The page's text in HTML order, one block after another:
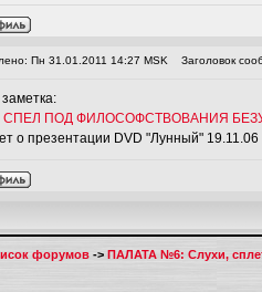
Пн 31.01.2011 14:27 MSK Заголовок
СПЕЛ ПОД ФИЛОСОФСТВОВАНИЯ
о презентации DVD "Лунный" 19.11.06
форумов -> ПАЛАТА №6: Слухи,